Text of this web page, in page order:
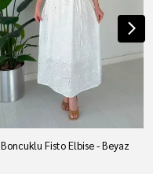
Boncuklu Fisto Elbise - Beyaz